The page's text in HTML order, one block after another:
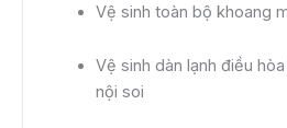
Vệ sinh toàn bộ khoang
Vệ sinh dàn lạnh điều
nội soi